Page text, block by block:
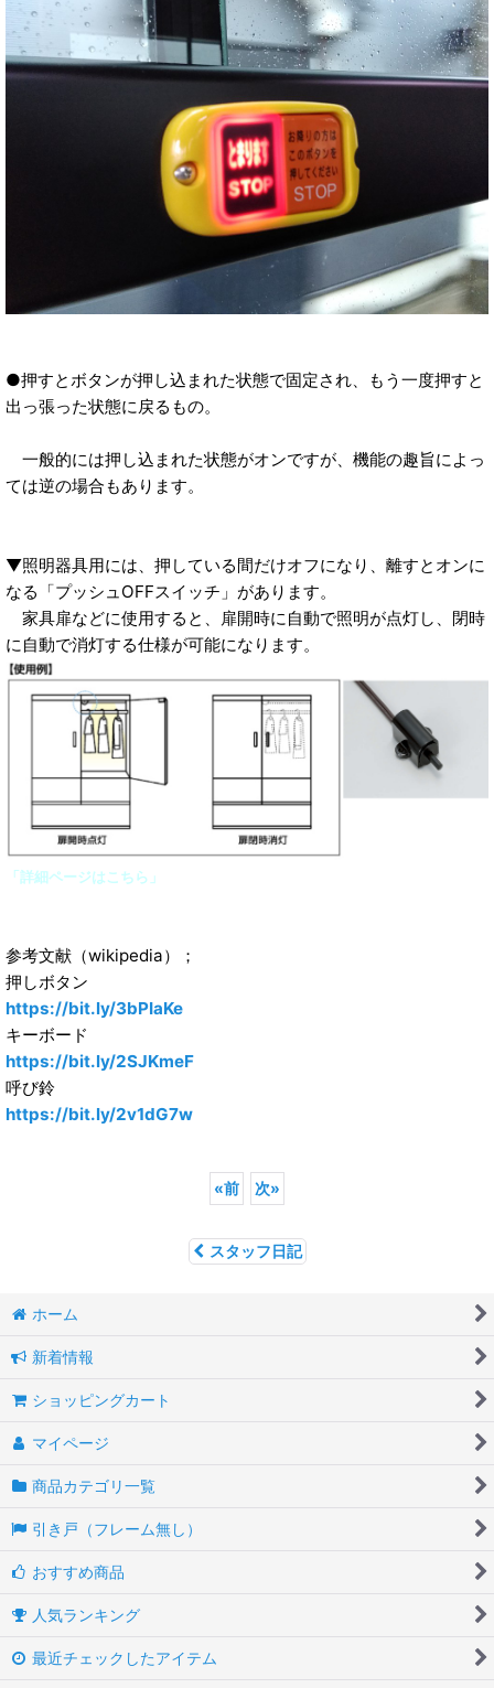
●押すとボタンが押し込まれた状態で固定され、もう一度押すと
出っ張った状態に戻るもの。
一般的には押し込まれた状態がオンですが、機能の趣旨によっ
ては逆の場合もあります。
▼照明器具用には、押している間だけオフになり、離すとオンに
なる「プッシュOFFスイッチ」があります。
家具扉などに使用すると、扉開時に自動で照明が点灯し、閉時
に自動で消灯する仕様が可能になります。
「詳細ページはこちら」
参考文献（wikipedia）；
押しボタン
https://bit.ly/3bPIaKe
キーボード
https://bit.ly/2SJKmeF
呼び鈴
https://bit.ly/2v1dG7w
«前 次»
スタッフ日記
ホーム
新着情報
ショッピングカート
マイページ
商品カテゴリ一覧
引き戸（フレーム無し）
おすすめ商品
人気ランキング
最近チェックしたアイテム